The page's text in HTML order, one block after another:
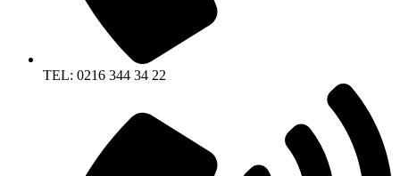
TEL: 0216 344 34 22